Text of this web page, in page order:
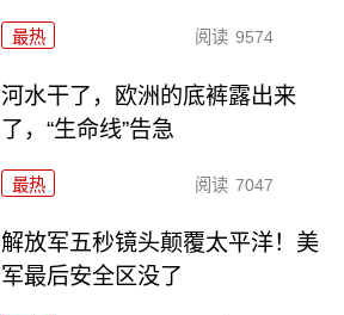
最热 阅读 9574
河水干了，欧洲的底裤露出来
了，“生命线”告急
最热 阅读 7047
解放军五秒镜头颠覆太平洋！美
军最后安全区没了